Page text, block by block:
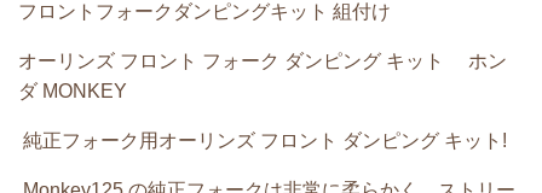
フロントフォークダンピングキット 組付け
オーリンズ フロント フォーク ダンピング キット ホン
ダ MONKEY
純正フォーク用オーリンズ フロント ダンピング キット!